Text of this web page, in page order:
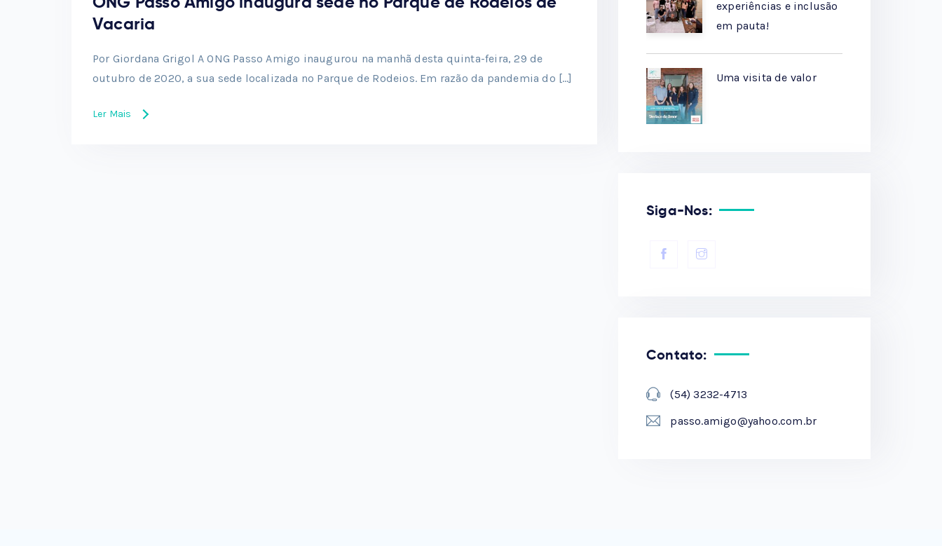
Vacaria
Por Giordana Grigol A ONG Passo Amigo inaugurou na manhã desta quinta-feira, 29 de
outubro de 2020, a sua sede localizada no Parque de Rodeios. Em razão da pandemia do […]
Ler Mais
experiências e inclusão
em pauta!
Uma visita de valor
Siga-Nos:
Contato:
(54) 3232-4713
passo.amigo@yahoo.com.br